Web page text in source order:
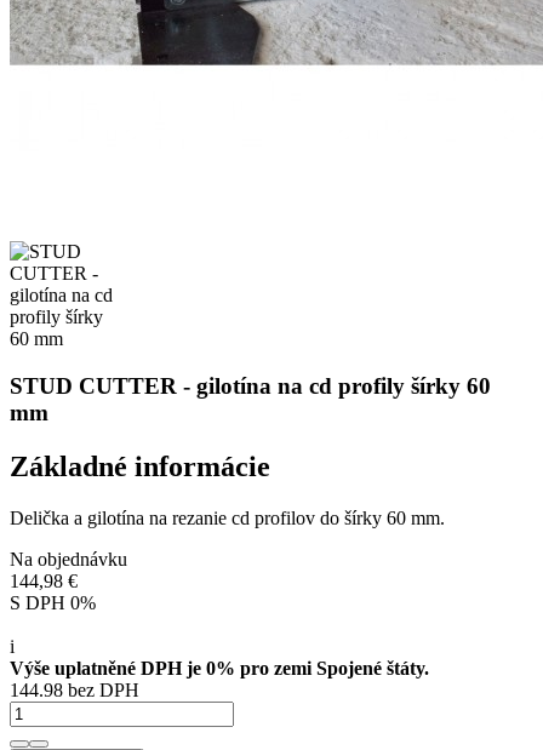
STUD CUTTER - gilotína na cd profily šírky 60
mm
Základné informácie
Delička a gilotína na rezanie cd profilov do šírky 60 mm.
Na objednávku
144,98 €
S DPH 0%
i
Výše uplatněné DPH je 0% pro zemi Spojené štáty.
144.98 bez DPH